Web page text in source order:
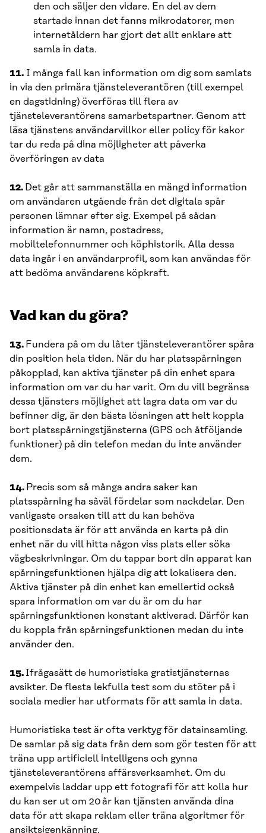
den och säljer den vidare. En del av dem
startade innan det fanns mikrodatorer, men
internetåldern har gjort det allt enklare att
samla in data.
11. I många fall kan information om dig som samlats
in via den primära tjänsteleverantören (till exempel
en dagstidning) överföras till flera av
tjänsteleverantörens samarbetspartner. Genom att
läsa tjänstens användarvillkor eller policy för kakor
tar du reda på dina möjligheter att påverka
överföringen av data
12. Det går att sammanställa en mängd information
om användaren utgående från det digitala spår
personen lämnar efter sig. Exempel på sådan
information är namn, postadress,
mobiltelefonnummer och köphistorik. Alla dessa
data ingår i en användarprofil, som kan användas för
att bedöma användarens köpkraft.
Vad kan du göra?
13. Fundera på om du låter tjänsteleverantörer spåra
din position hela tiden. När du har platsspårningen
påkopplad, kan aktiva tjänster på din enhet spara
information om var du har varit. Om du vill begränsa
dessa tjänsters möjlighet att lagra data om var du
befinner dig, är den bästa lösningen att helt koppla
bort platsspårningstjänsterna (GPS och åtföljande
funktioner) på din telefon medan du inte använder
dem.
14. Precis som så många andra saker kan
platsspårning ha såväl fördelar som nackdelar. Den
vanligaste orsaken till att du kan behöva
positionsdata är för att använda en karta på din
enhet när du vill hitta någon viss plats eller söka
vägbeskrivningar. Om du tappar bort din apparat kan
spårningsfunktionen hjälpa dig att lokalisera den.
Aktiva tjänster på din enhet kan emellertid också
spara information om var du är om du har
spårningsfunktionen konstant aktiverad. Därför kan
du koppla från spårningsfunktionen medan du inte
använder den.
15. Ifrågasätt de humoristiska gratistjänsternas
avsikter. De flesta lekfulla test som du stöter på i
sociala medier har utformats för att samla in data.
Humoristiska test är ofta verktyg för datainsamling.
De samlar på sig data från dem som gör testen för att
träna upp artificiell intelligens och gynna
tjänsteleverantörens affärsverksamhet. Om du
exempelvis laddar upp ett fotografi för att kolla hur
du kan ser ut om 20 år kan tjänsten använda dina
data för att skapa reklam eller träna algoritmer för
ansiktsigenkänning.